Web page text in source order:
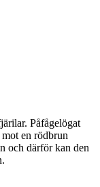
Påfågelögat
en rödbrun
och därför kan den